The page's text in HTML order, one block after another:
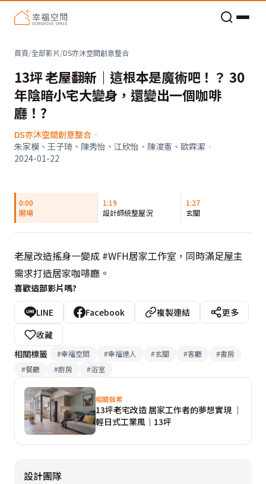
首頁/全部影片/DS亦沐空間創意整合
13坪 老屋翻新｜這根本是魔術吧！？ 30
年陰暗小宅大變身，還變出一個咖啡
廳！?
DS亦沐空間創意整合 ·
朱家模、王子琦、陳秀怡、江欣怡、陳浚憲、歐霖潔 ·
2024-01-22
0:00
開場
1:19
設計師統整屋況
1:27
玄關
老屋改造搖身一變成 #WFH居家工作室，同時滿足屋主
需求打造居家咖啡廳。
喜歡這部影片嗎?
LINE Facebook 複製連結
更多
收藏
相關標籤
#幸福空間 #幸福達人 #玄關 #客廳 #書房
#餐廳 #廚房 #浴室
相關個案
13坪老宅改造 居家工作者的夢想實現 │
輕日式工業風│13坪
設計團隊